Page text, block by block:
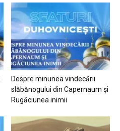
Despre minunea vindecării
slăbănogului din Capernaum și
Rugăciunea inimii